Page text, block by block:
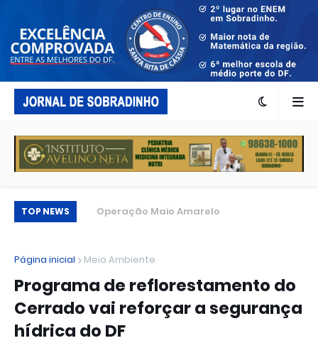
TOP NEWS Operação Maio Amarelo
Página inicial Meio Ambiente
Programa de reflorestamento do
Cerrado vai reforçar a segurança
hídrica do DF